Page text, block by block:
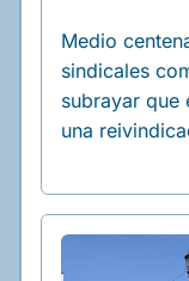
Medio
sindicales
subrayar que
una